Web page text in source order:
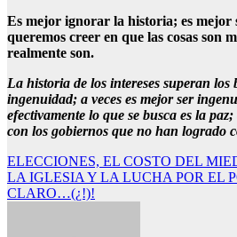
Es mejor ignorar la historia; es mejor
queremos creer en que las cosas son
realmente son.
La historia de los intereses superan los
ingenuidad; a veces es mejor ser
efectivamente lo que se busca es la
con los gobiernos que no han
Navegación
de
ELECCIONES, EL COSTO DEL
LA IGLESIA Y LA LUCHA POR EL
CLARO…(¿!)!